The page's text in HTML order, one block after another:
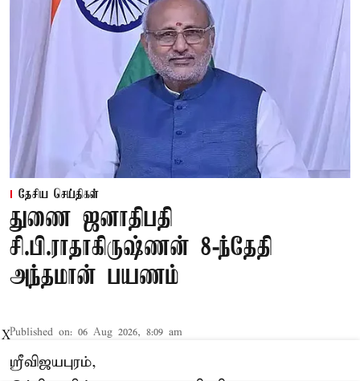
தேசிய செய்திகள்
துணை ஜனாதிபதி
சி.பி.ராதாகிருஷ்ணன் 8-ந்தேதி
அந்தமான் பயணம்
Published on: 06 Aug 2026, 8:09 am
ஸ்ரீவிஜயபுரம்,
X